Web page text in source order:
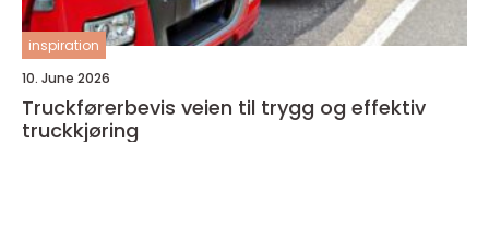
inspiration
10. June 2026
Truckførerbevis veien til trygg og effektiv
truckkjøring